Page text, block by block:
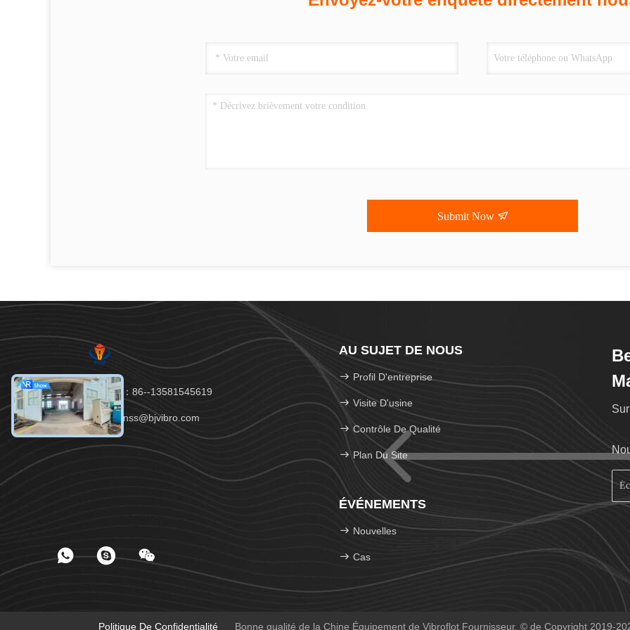
Submit Now
Téléphone：86--13581545619
E-mail：tianss@bjvibro.com
AU SUJET DE NOUS
Profil D'entreprise
Visite D'usine
Contrôle De Qualité
Plan Du Site
ÉVÉNEMENTS
Nouvelles
Cas
Politique De Confidentialité Bonne qualité de la Chine Équipement de Vibroflot Fournisseur. © de Copyright 2019-